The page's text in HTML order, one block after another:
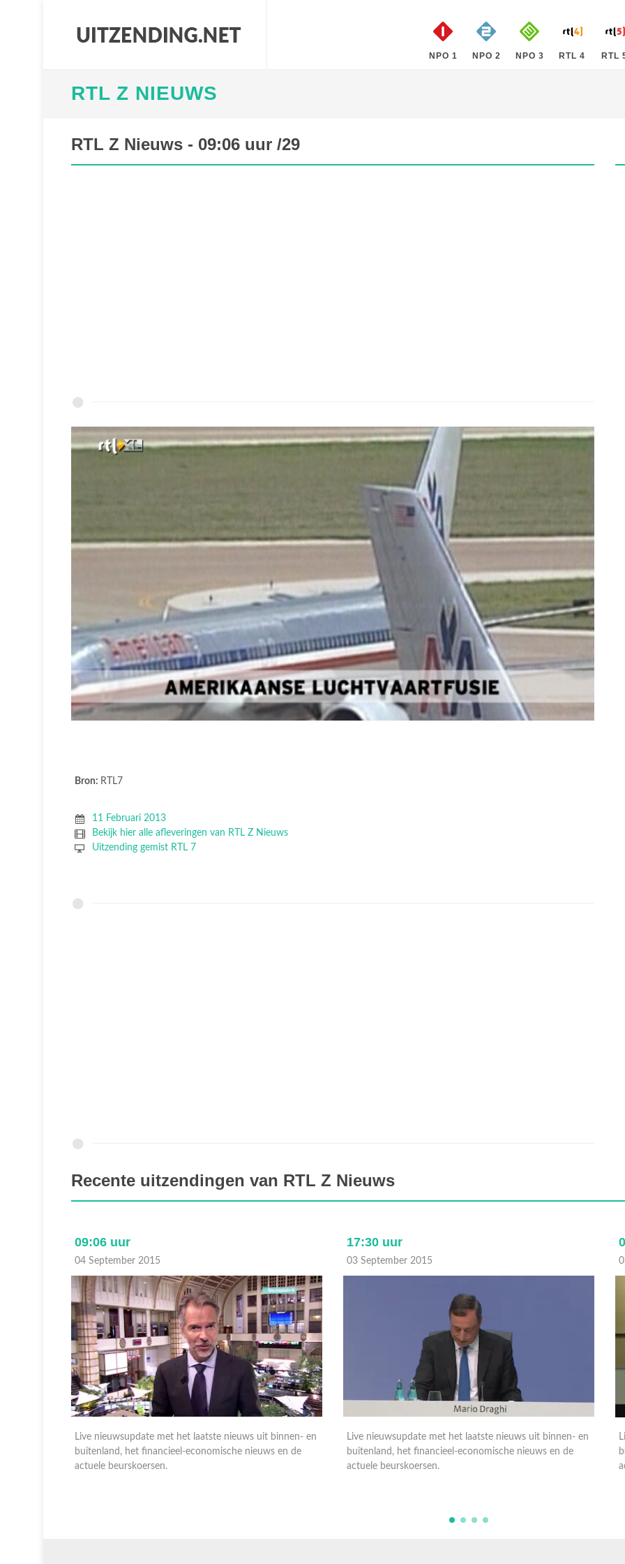
NPO 1 NPO 2 NPO 3 RTL 4 RTL
RTL Z NIEUWS
RTL Z Nieuws - 09:06 uur /29
Bron: RTL7
11 Februari 2013
Bekijk hier alle afleveringen van RTL Z Nieuws
Uitzending gemist RTL 7
Recente uitzendingen van RTL Z Nieuws
09:06 uur
04 September 2015
Live nieuwsupdate met het laatste nieuws uit binnen- en
buitenland, het financieel-economische nieuws en de
actuele beurskoersen.
17:30 uur
03 September 2015
Live nieuwsupdate met het laatste nieuws uit binnen- en
buitenland, het financieel-economische nieuws en de
actuele beurskoersen.